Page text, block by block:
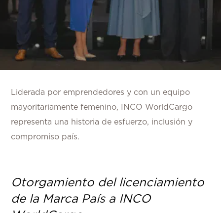
Liderada por emprendedores y con un equipo
mayoritariamente femenino, INCO WorldCargo
representa una historia de esfuerzo, inclusión y
compromiso país.
Otorgamiento del licenciamiento
de la Marca País a INCO